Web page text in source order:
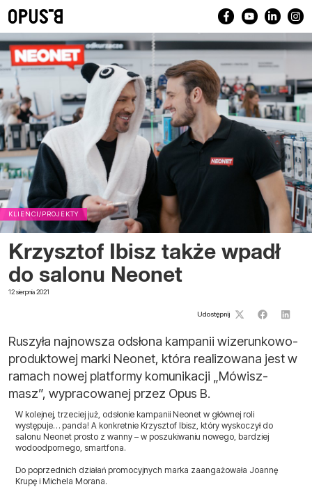
KLIENCI/PROJEKTY
Krzysztof Ibisz także wpadł
do salonu Neonet
12 sierpnia 2021
Udostępnij
Ruszyła najnowsza odsłona kampanii wizerunkowo-
produktowej marki Neonet, która realizowana jest w
ramach nowej platformy komunikacji „Mówisz-
masz”, wypracowanej przez Opus B.
W kolejnej, trzeciej już, odsłonie kampanii Neonet w głównej roli
występuje… panda! A konkretnie Krzysztof Ibisz, który wyskoczył do
salonu Neonet prosto z wanny – w poszukiwaniu nowego, bardziej
wodoodpornego, smartfona.
Do poprzednich działań promocyjnych marka zaangażowała Joannę
Krupę i Michela Morana.